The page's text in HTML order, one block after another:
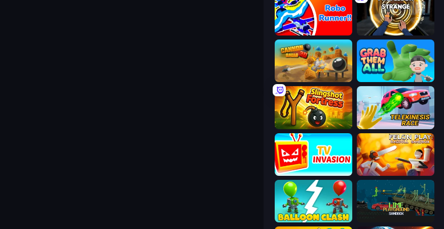
Robo Runner Professor Strange
Cannon Balls 3D Grab Them All
Slingshot Fortress Telekinesis Race 3D
TV Invasion Felon Play: Ragdoll Sandbox
Balloon Clash